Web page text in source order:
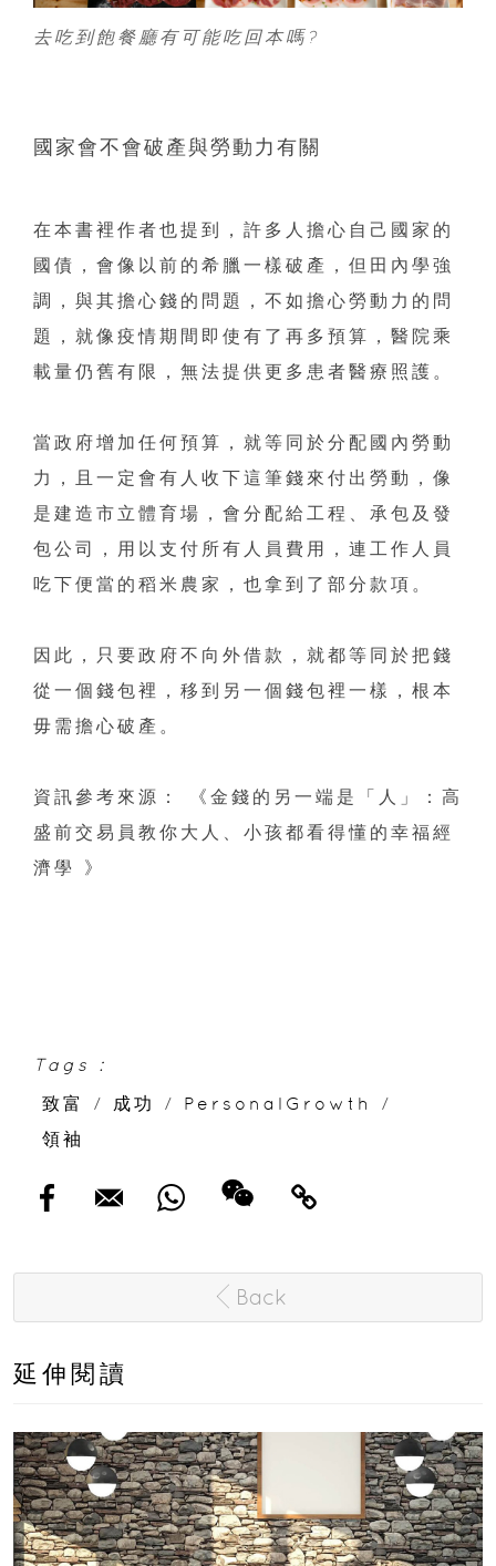
去吃到飽餐廳有可能吃回本嗎?
國家會不會破產與勞動力有關
在本書裡作者也提到，許多人擔心自己國家的
國債，會像以前的希臘一樣破產，但田內學強
調，與其擔心錢的問題，不如擔心勞動力的問
題，就像疫情期間即使有了再多預算，醫院乘
載量仍舊有限，無法提供更多患者醫療照護。
當政府增加任何預算，就等同於分配國內勞動
力，且一定會有人收下這筆錢來付出勞動，像
是建造市立體育場，會分配給工程、承包及發
包公司，用以支付所有人員費用，連工作人員
吃下便當的稻米農家，也拿到了部分款項。
因此，只要政府不向外借款，就都等同於把錢
從一個錢包裡，移到另一個錢包裡一樣，根本
毋需擔心破產。
資訊參考來源： 《金錢的另一端是「人」：高
盛前交易員教你大人、小孩都看得懂的幸福經
濟學 》
Tags :
致富
/ 成功 / PersonalGrowth
/
領袖
Back
延伸閱讀